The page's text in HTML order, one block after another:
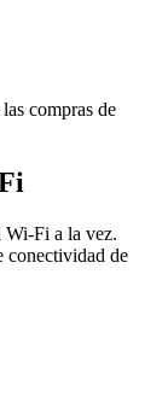
compras de
Wi-Fi a la vez.
conectividad de